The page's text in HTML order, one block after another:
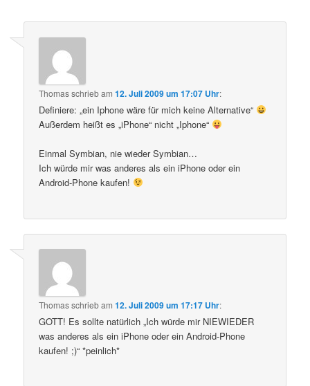
Thomasschriebam12. Juli 2009 um 17:07 Uhr:
Definiere: „ein Iphone wäre für mich keine Alternative“
Außerdem heißt es „iPhone“ nicht „Iphone“
Einmal Symbian, nie wieder Symbian…
Ich würde mir was anderes als ein iPhone oder ein
Android-Phone kaufen!
Thomasschriebam12. Juli 2009 um 17:17 Uhr:
GOTT! Es sollte natürlich „Ich würde mir NIEWIEDER
was anderes als ein iPhone oder ein Android-Phone
kaufen! ;)“ *peinlich*